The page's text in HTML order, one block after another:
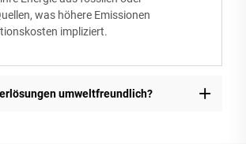
was höhere Emissionen
impliziert.
umweltfreundlich?